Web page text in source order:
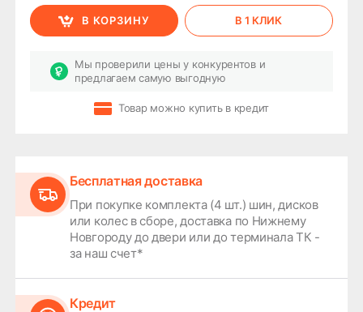
В КОРЗИНУ В 1 КЛИК
Мы проверили цены у конкурентов и
предлагаем самую выгодную
Товар можно купить в кредит
Бесплатная доставка
При покупке комплекта (4 шт.) шин, дисков
или колес в сборе, доставка по Нижнему
Новгороду до двери или до терминала ТК -
за наш счет*
Кредит